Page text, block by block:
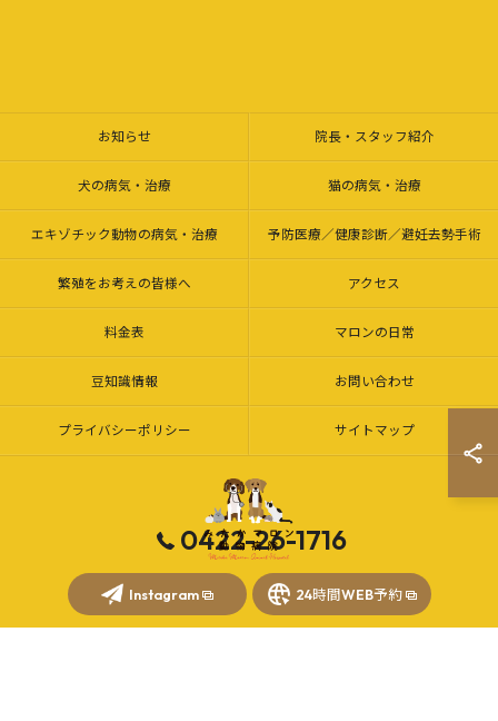
0422-26-1716
Instagram 24時間WEB予約
お知らせ 院長・スタッフ紹介
犬の病気・治療 猫の病気・治療
エキゾチック動物の病気・治療 予防医療／健康診断／避妊去勢手術
繁殖をお考えの皆様へ アクセス
料金表 マロンの日常
豆知識情報 お問い合わせ
プライバシーポリシー サイトマップ
© 2026 三鷹市・調布市の動物病院｜みたかマロン動物病院 ALL RIGHTS
RESERVED.